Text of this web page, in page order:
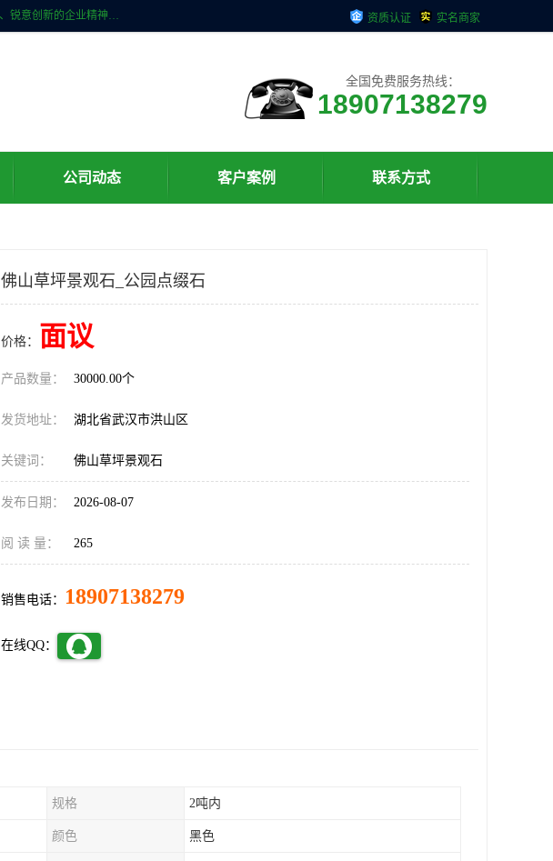
武汉明石石业公司主营景观石，门牌石，刻字石，泰山石,村牌石等，服务范围主要有：武汉，咸宁等地区。公司秉承敬业奉献、锐意创新的企业精神，从无到有，从小到大，以一种产业报国的创业精神，竭诚为客户提供服务，为社会设计财富。 资质认证 实名商家
全国免费服务热线：
18907138279
公司动态 客户案例 联系方式
佛山草坪景观石_公园点缀石
价格： 面议
产品数量： 30000.00个
发货地址： 湖北省武汉市洪山区
关键词： 佛山草坪景观石
发布日期： 2026-08-07
阅 读 量： 265
销售电话： 18907138279
在线QQ：
规格 2吨内
颜色 黑色